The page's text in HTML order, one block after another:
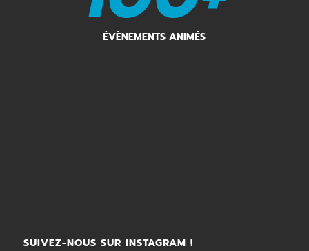
ÉVÈNEMENTS ANIMÉS
SUIVEZ-NOUS SUR INSTAGRAM !